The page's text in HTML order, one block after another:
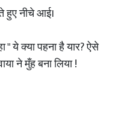
हुए नीचे आई।
ये क्या पहना है यार? ऐसे
ने मुँह बना लिया !